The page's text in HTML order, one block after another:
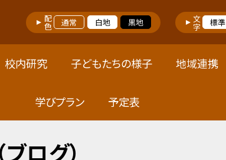
配色 通常 白地 黒地 文字 標準
校内研究 子どもたちの様子 地域連携
学びプラン 予定表
ログ）